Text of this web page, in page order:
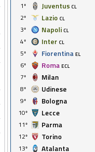
1º Juventus CL
2º
Lazio CL
3º
Napoli CL
4º
Inter CL
5º
Fiorentina EL
6º
Roma ECL
7º
Milan
8º
Udinese
9º
Bologna
10º
Lecce
11º
Parma
12º
Torino
13º
Atalanta